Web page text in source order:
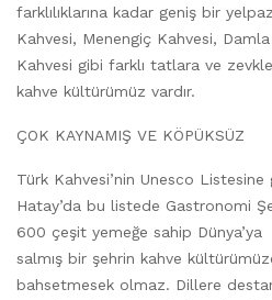
farklılıklarına kadar geniş bir
Kahvesi, Menengiç Kahvesi, Damla
Kahvesi gibi farklı tatlara ve
kahve kültürümüz vardır.
ÇOK KAYNAMIŞ VE KÖPÜKSÜZ
Türk Kahvesi’nin Unesco
Hatay’da bu listede Gastronomi
600 çeşit yemeğe sahip
salmış bir şehrin kahve
bahsetmesek olmaz. Dillere